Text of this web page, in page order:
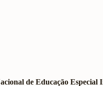
de Educação Especial